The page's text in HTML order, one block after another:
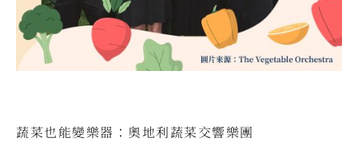
蔬菜也能變樂器：奧地利蔬菜交響樂團